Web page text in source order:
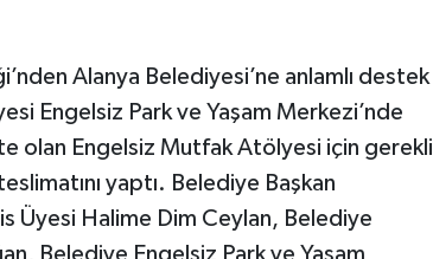
Alanya Belediyesi’ne anlamlı destek
Engelsiz Park ve Yaşam Merkezi’nde
olan Engelsiz Mutfak Atölyesi için gerekli
yaptı. Belediye Başkan
Üyesi Halime Dim Ceylan, Belediye